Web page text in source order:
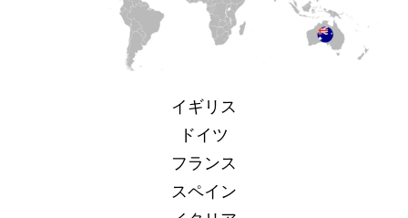
イギリス
ドイツ
フランス
スペイン